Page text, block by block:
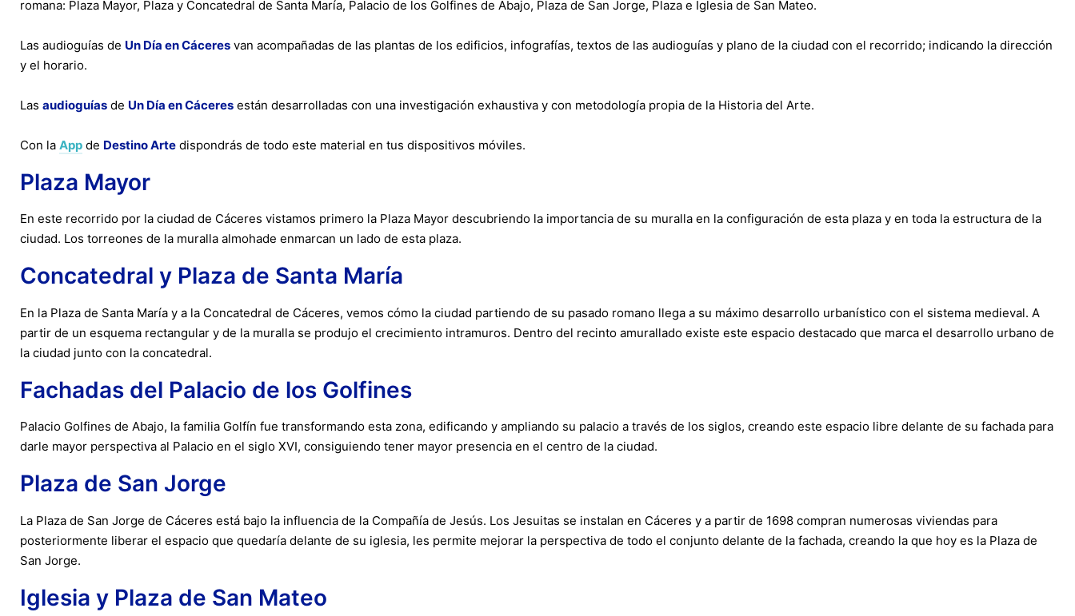
romana: Plaza Mayor, Plaza y Concatedral de Santa María, Palacio de los Golfines de Abajo, Plaza de San Jorge, Plaza e Iglesia de San Mateo.
Las audioguías de Un Día en Cáceres van acompañadas de las plantas de los edificios, infografías, textos de las audioguías y plano de la ciudad con el recorrido; indicando la dirección
y el horario.
Las audioguías de Un Día en Cáceres están desarrolladas con una investigación exhaustiva y con metodología propia de la Historia del Arte.
Con la App de Destino Arte dispondrás de todo este material en tus dispositivos móviles.
Plaza Mayor
En este recorrido por la ciudad de Cáceres vistamos primero la Plaza Mayor descubriendo la importancia de su muralla en la configuración de esta plaza y en toda la estructura de la
ciudad. Los torreones de la muralla almohade enmarcan un lado de esta plaza.
Concatedral y Plaza de Santa María
En la Plaza de Santa María y a la Concatedral de Cáceres, vemos cómo la ciudad partiendo de su pasado romano llega a su máximo desarrollo urbanístico con el sistema medieval. A
partir de un esquema rectangular y de la muralla se produjo el crecimiento intramuros. Dentro del recinto amurallado existe este espacio destacado que marca el desarrollo urbano de
la ciudad junto con la concatedral.
Fachadas del Palacio de los Golfines
Palacio Golfines de Abajo, la familia Golfín fue transformando esta zona, edificando y ampliando su palacio a través de los siglos, creando este espacio libre delante de su fachada para
darle mayor perspectiva al Palacio en el siglo XVI, consiguiendo tener mayor presencia en el centro de la ciudad.
Plaza de San Jorge
La Plaza de San Jorge de Cáceres está bajo la influencia de la Compañía de Jesús. Los Jesuitas se instalan en Cáceres y a partir de 1698 compran numerosas viviendas para
posteriormente liberar el espacio que quedaría delante de su iglesia, les permite mejorar la perspectiva de todo el conjunto delante de la fachada, creando la que hoy es la Plaza de
San Jorge.
Iglesia y Plaza de San Mateo